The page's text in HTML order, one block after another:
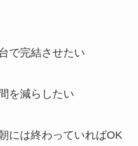
で完結させたい
を減らしたい
には終わっていればOK